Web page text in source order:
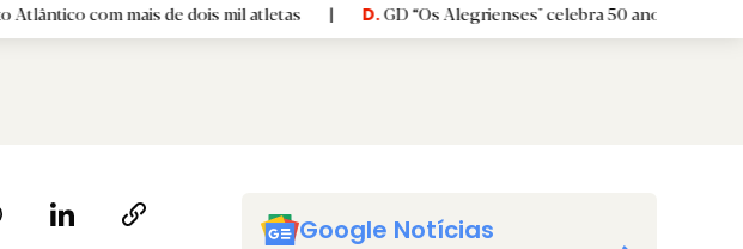
mais de dois mil atletas | D.GD “Os Alegrienses" celebra 50 anos a sonhar com
Google Notícias